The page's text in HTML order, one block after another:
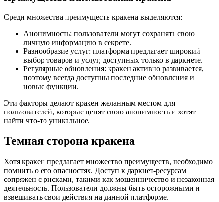
Среди множества преимуществ кракена выделяются:
Анонимность: пользователи могут сохранять свою
личную информацию в секрете.
Разнообразие услуг: платформа предлагает широкий
выбор товаров и услуг, доступных только в даркнете.
Регулярные обновления: кракен активно развивается,
поэтому всегда доступны последние обновления и
новые функции.
Эти факторы делают кракен желанным местом для
пользователей, которые ценят свою анонимность и хотят
найти что-то уникальное.
Темная сторона кракена
Хотя кракен предлагает множество преимуществ, необходимо
помнить о его опасностях. Доступ к даркнет-ресурсам
сопряжен с рисками, такими как мошенничество и незаконная
деятельность. Пользователи должны быть осторожными и
взвешивать свои действия на данной платформе.